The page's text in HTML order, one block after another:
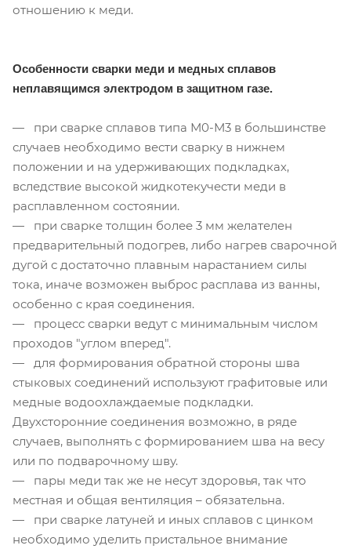
отношению к меди.
Особенности сварки меди и медных сплавов
неплавящимся электродом в защитном газе.
— при сварке сплавов типа М0-М3 в большинстве
случаев необходимо вести сварку в нижнем
положении и на удерживающих подкладках,
вследствие высокой жидкотекучести меди в
расплавленном состоянии.
— при сварке толщин более 3 мм желателен
предварительный подогрев, либо нагрев сварочной
дугой с достаточно плавным нарастанием силы
тока, иначе возможен выброс расплава из ванны,
особенно с края соединения.
— процесс сварки ведут с минимальным числом
проходов "углом вперед".
— для формирования обратной стороны шва
стыковых соединений используют графитовые или
медные водоохлаждаемые подкладки.
Двухсторонние соединения возможно, в ряде
случаев, выполнять с формированием шва на весу
или по подварочному шву.
— пары меди так же не несут здоровья, так что
местная и общая вентиляция – обязательна.
— при сварке латуней и иных сплавов с цинком
необходимо уделить пристальное внимание